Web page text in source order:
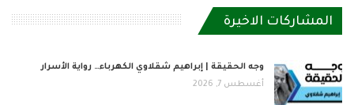
المشاركات الاخيرة
وجه الحقيقة | إبراهيم شقلاوي الكهرباء… رواية الأسرار
أغسطس 7, 2026